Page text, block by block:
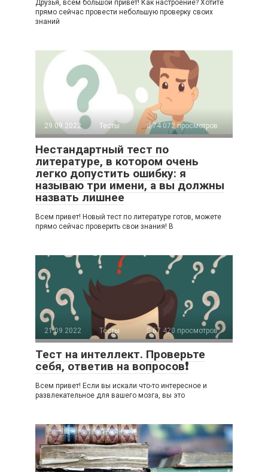
Друзья, всем большой привет! Как настроение? Хотите
прямо сейчас провести небольшую проверку своих
знаний
29.09.2022 Тесты 74 072 просмотров
Нестандартный тест по
литературе, в котором очень
легко допустить ошибку: я
называю три имени, а вы должны
назвать лишнее
Всем привет! Новый тест по литературе готов, можете
прямо сейчас проверить свои знания! В
21.09.2022 Тесты 67 420 просмотров
Тест на интеллект. Проверьте
себя, ответив на вопросов❗
Всем привет! Если вы искали что-то интересное и
развлекательное для вашего мозга, вы это